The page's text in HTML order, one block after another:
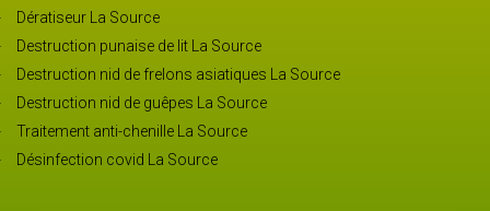
Dératiseur La Source
Destruction punaise de lit La Source
Destruction nid de frelons asiatiques La Source
Destruction nid de guêpes La Source
Traitement anti-chenille La Source
Désinfection covid La Source